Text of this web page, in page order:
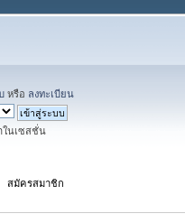
หรือ ลงทะเบียน
ในเซสชั่น
สมัครสมาชิก